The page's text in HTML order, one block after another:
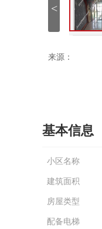
<
来源：
基本信息
小区名称
建筑面积
房屋类型
配备电梯